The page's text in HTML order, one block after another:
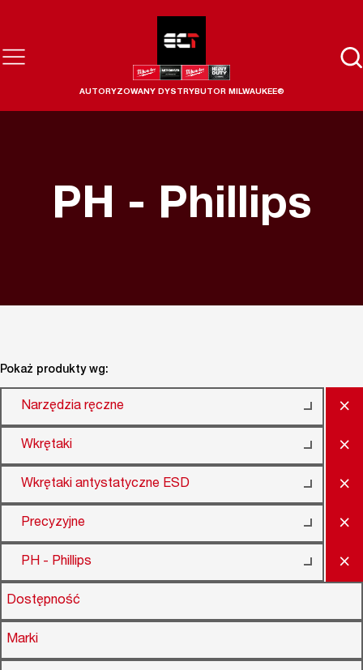
AUTORYZOWANY DYSTRYBUTOR MILWAUKEE®
PH - Phillips
Pokaż produkty wg:
Narzędzia ręczne ×
Wkrętaki ×
Wkrętaki antystatyczne ESD ×
Precyzyjne ×
PH - Phillips ×
Dostępność
Marki